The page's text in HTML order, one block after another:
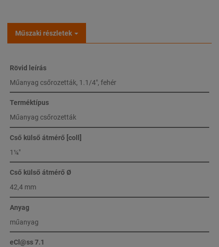
Műszaki részletek
Rövid leírás
Műanyag csőrozetták, 1.1/4", fehér
Terméktípus
Műanyag csőrozetták
Cső külső átmérő [coll]
1¼"
Cső külső átmérő Ø
42,4 mm
Anyag
műanyag
eCl@ss 7.1